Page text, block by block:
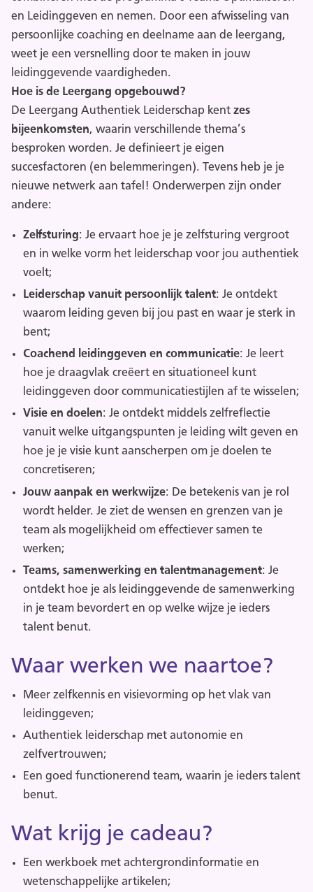
en Leidinggeven en nemen. Door een afwisseling van
persoonlijke coaching en deelname aan de leergang,
weet je een versnelling door te maken in jouw
leidinggevende vaardigheden.
Hoe is de Leergang opgebouwd?
De Leergang Authentiek Leiderschap kent zes
bijeenkomsten, waarin verschillende thema’s
besproken worden. Je definieert je eigen
succesfactoren (en belemmeringen). Tevens heb je je
nieuwe netwerk aan tafel! Onderwerpen zijn onder
andere:
Zelfsturing: Je ervaart hoe je je zelfsturing vergroot
en in welke vorm het leiderschap voor jou authentiek
voelt;
Leiderschap vanuit persoonlijk talent: Je ontdekt
waarom leiding geven bij jou past en waar je sterk in
bent;
Coachend leidinggeven en communicatie: Je leert
hoe je draagvlak creëert en situationeel kunt
leidinggeven door communicatiestijlen af te wisselen;
Visie en doelen: Je ontdekt middels zelfreflectie
vanuit welke uitgangspunten je leiding wilt geven en
hoe je je visie kunt aanscherpen om je doelen te
concretiseren;
Jouw aanpak en werkwijze: De betekenis van je rol
wordt helder. Je ziet de wensen en grenzen van je
team als mogelijkheid om effectiever samen te
werken;
Teams, samenwerking en talentmanagement: Je
ontdekt hoe je als leidinggevende de samenwerking
in je team bevordert en op welke wijze je ieders
talent benut.
Waar werken we naartoe?
Meer zelfkennis en visievorming op het vlak van
leidinggeven;
Authentiek leiderschap met autonomie en
zelfvertrouwen;
Een goed functionerend team, waarin je ieders talent
benut.
Wat krijg je cadeau?
Een werkboek met achtergrondinformatie en
wetenschappelijke artikelen;